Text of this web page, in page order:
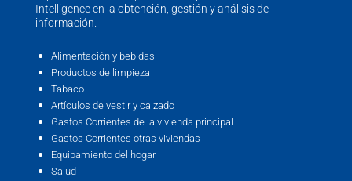
Intelligence en la obtención, gestión y análisis de
información.
Alimentación y bebidas
Productos de limpieza
Tabaco
Artículos de vestir y calzado
Gastos Corrientes de la vivienda principal
Gastos Corrientes otras viviendas
Equipamiento del hogar
Salud